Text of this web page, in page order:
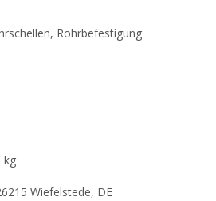
Rohrbefestigung
kg
Wiefelstede, DE